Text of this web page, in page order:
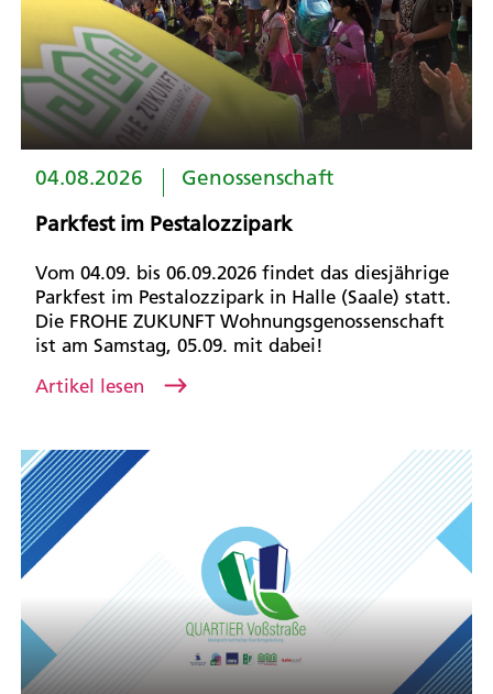
04.08.2026
Genossenschaft
Parkfest im Pestalozzipark
Vom 04.09. bis 06.09.2026 findet das diesjährige
Parkfest im Pestalozzipark in Halle (Saale) statt.
Die FROHE ZUKUNFT Wohnungsgenossenschaft
ist am Samstag, 05.09. mit dabei!
Artikel lesen